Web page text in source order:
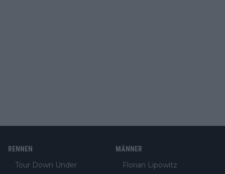
RENNEN
Tour Down Under
MÄNNER
Florian Lipowitz